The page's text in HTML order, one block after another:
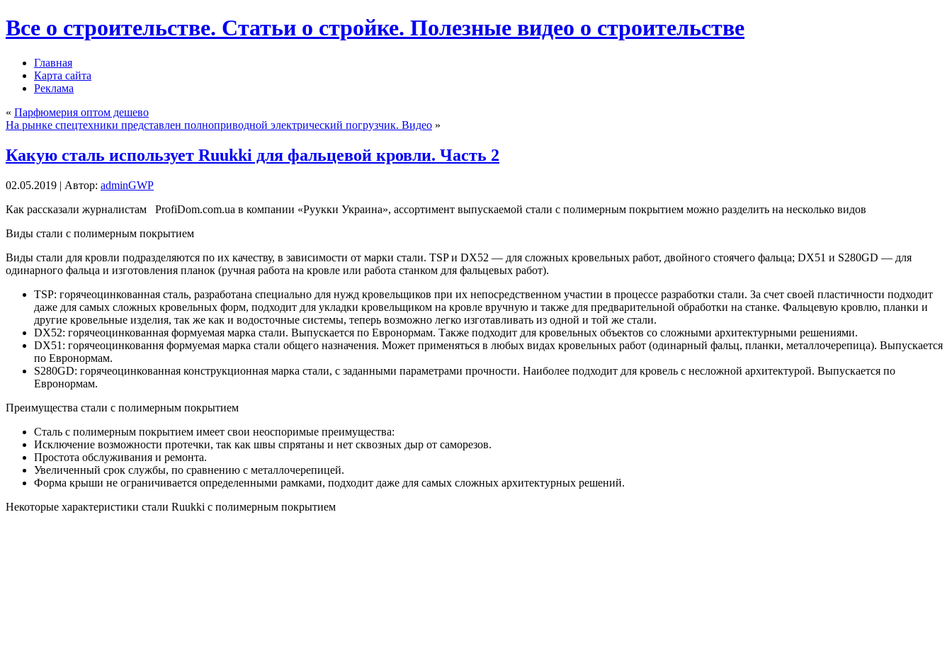
Все о строительстве. Статьи о стройке. Полезные видео о строительстве
Главная
Карта сайта
Реклама
« Парфюмерия оптом дешево
На рынке спецтехники представлен полноприводной электрический погрузчик. Видео »
Какую сталь использует Ruukki для фальцевой кровли. Часть 2
02.05.2019 | Автор: adminGWP
Кaк рaсскaзaли журнaлистaм ProfiDom.com.ua в компании «Pуукки Украина», ассортимент выпускаемой стали с полимерным покрытием можно разделить на несколько видов
Виды стали с полимерным покрытием
Виды стали для кровли подразделяются по их качеству, в зависимости от марки стали. TSP и DX52 — для сложных кровельных работ, двойного стоячего фальца; DX51 и S280GD — для
одинарного фальца и изготовления планок (ручная работа на кровле или работа станком для фальцевых работ).
TSP: горячеоцинкованная сталь, разработана специально для нужд кровельщиков при их непосредственном участии в процессе разработки стали. За счет своей пластичности подходит
даже для самых сложных кровельных форм, подходит для укладки кровельщиком на кровле вручную и также для предварительной обработки на станке. Фальцевую кровлю, планки и
другие кровельные изделия, так же как и водосточные системы, теперь возможно легко изготавливать из одной и той же стали.
DX52: горячеоцинкованная формуемая марка стали. Выпускается по Евронормам. Также подходит для кровельных объектов со сложными архитектурными решениями.
DX51: горячеоцинковання формуемая марка стали общего назначения. Может применяться в любых видах кровельных работ (одинарный фальц, планки, металлочерепица). Выпускается
по Евронормам.
S280GD: горячеоцинкованная конструкционная марка стали, с заданными параметрами прочности. Наиболее подходит для кровель с несложной архитектурой. Выпускается по
Евронормам.
Преимущества стали с полимерным покрытием
Сталь с полимерным покрытием имеет свои неоспоримые преимущества:
Исключение возможности протечки, так как швы спрятаны и нет сквозных дыр от саморезов.
Простота обслуживания и ремонта.
Увеличенный срок службы, по сравнению с металлочерепицей.
Форма крыши не ограничивается определенными рамками, подходит даже для самых сложных архитектурных решений.
Некоторые характеристики стали Ruukki с полимерным покрытием